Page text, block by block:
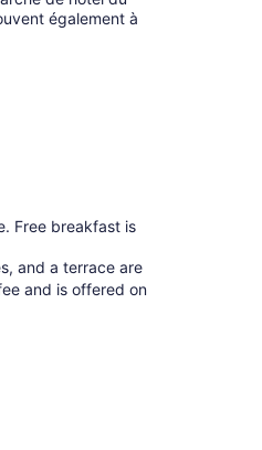
également à
Free breakfast is
and a terrace are
and is offered on